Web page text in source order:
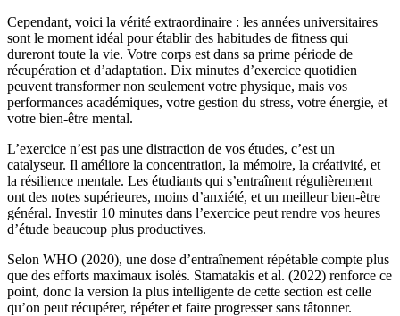
Cependant, voici la vérité extraordinaire : les années universitaires
sont le moment idéal pour établir des habitudes de fitness qui
dureront toute la vie. Votre corps est dans sa prime période de
récupération et d’adaptation. Dix minutes d’exercice quotidien
peuvent transformer non seulement votre physique, mais vos
performances académiques, votre gestion du stress, votre énergie, et
votre bien-être mental.
L’exercice n’est pas une distraction de vos études, c’est un
catalyseur. Il améliore la concentration, la mémoire, la créativité, et
la résilience mentale. Les étudiants qui s’entraînent régulièrement
ont des notes supérieures, moins d’anxiété, et un meilleur bien-être
général. Investir 10 minutes dans l’exercice peut rendre vos heures
d’étude beaucoup plus productives.
Selon WHO (2020), une dose d’entraînement répétable compte plus
que des efforts maximaux isolés. Stamatakis et al. (2022) renforce ce
point, donc la version la plus intelligente de cette section est celle
qu’on peut récupérer, répéter et faire progresser sans tâtonner.